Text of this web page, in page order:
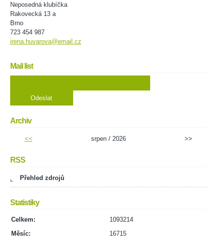
Neposedná klubíčka
Rakovecká 13 a
Brno
723 454 987
irena.huvarova@email.cz
Mail list
Archiv
<< srpen / 2026 >>
RSS
Přehled zdrojů
Statistiky
Celkem:
1093214
Měsíc:
16715